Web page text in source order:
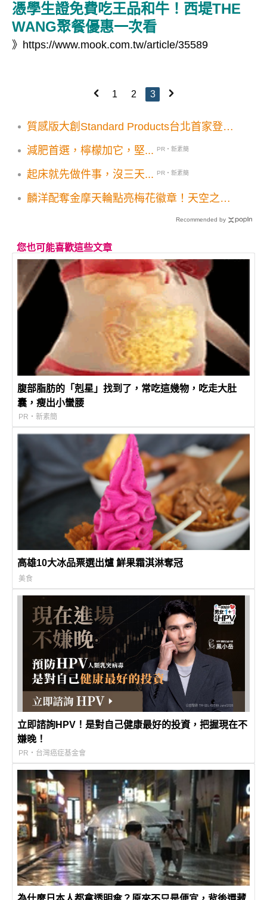
憑學生證免費吃王品和牛！西堤THE
WANG聚餐優惠一次看
》 https://www.mook.com.tw/article/35589
1 2 3
質感版大創Standard Products台北首家登
台最大旗艦店
減肥首選，檸檬加它，堅... PR・新素簡
起床就先做件事，沒三天... PR・新素簡
麟洋配奪金摩天輪點亮梅花徽章！天空之夢
Recommended by
您也可能喜歡這些文章
腹部脂肪的「剋星」找到了，常吃這幾物，吃走大肚
囊，瘦出小蠻腰
PR・新素簡
高雄10大冰品票選出爐 鮮果霜淇淋奪冠
美食
立即諮詢HPV！是對自己健康最好的投資，把握現在不
嫌晚！
PR・台灣癌症基金會